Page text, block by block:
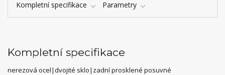
Kompletní specifikace Parametry
Kompletní specifikace
nerezová ocel|dvojité sklo|zadní prosklené posuvné